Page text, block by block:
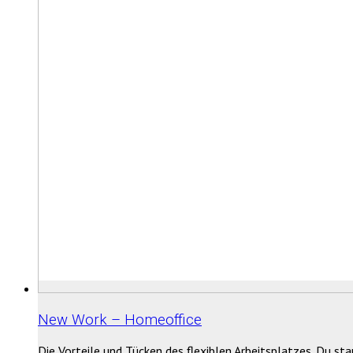
New Work – Homeoffice